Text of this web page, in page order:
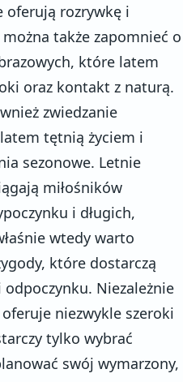
oferują rozrywkę i
także zapomnieć o
które latem
oraz kontakt z naturą.
zwiedzanie
tętnią życiem i
sezonowe. Letnie
miłośników
i długich,
wtedy warto
które dostarczą
Niezależnie
niezwykle szeroki
tylko wybrać
swój wymarzony,